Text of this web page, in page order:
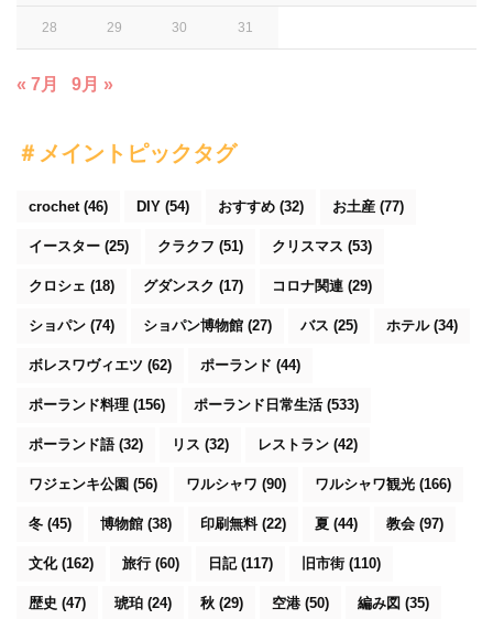
28 29 30 31
« 7月 9月 »
＃メイントピックタグ
crochet (46) DIY (54) おすすめ (32) お土産 (77)
イースター (25) クラクフ (51) クリスマス (53)
クロシェ (18) グダンスク (17) コロナ関連 (29)
ショパン (74) ショパン博物館 (27) バス (25) ホテル(34)
ボレスワヴィエツ (62) ポーランド (44)
ポーランド料理 (156) ポーランド日常生活(533)
ポーランド語(32) リス (32) レストラン (42)
ワジェンキ公園 (56) ワルシャワ (90) ワルシャワ観光 (166)
冬 (45) 博物館 (38) 印刷無料(22) 夏 (44) 教会 (97)
文化(162) 旅行 (60) 日記(117) 旧市街 (110)
歴史 (47) 琥珀 (24) 秋 (29) 空港 (50) 編み図 (35)